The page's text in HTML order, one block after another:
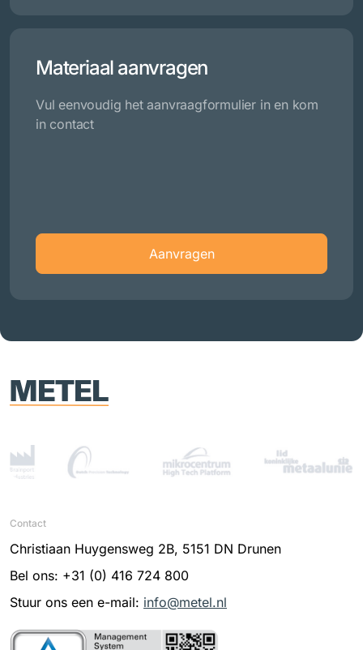
Materiaal aanvragen
Vul eenvoudig het aanvraagformulier in en kom
in contact
Aanvragen
Contact
Christiaan Huygensweg 2B, 5151 DN Drunen
Bel ons: +31 (0) 416 724 800
Stuur ons een e-mail: info@metel.nl